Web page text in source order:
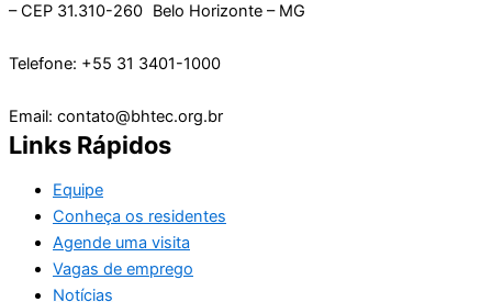
– CEP 31.310-260 Belo Horizonte – MG
Telefone: +55 31 3401-1000
Email: contato@bhtec.org.br
Links Rápidos
Equipe
Conheça os residentes
Agende uma visita
Vagas de emprego
Notícias